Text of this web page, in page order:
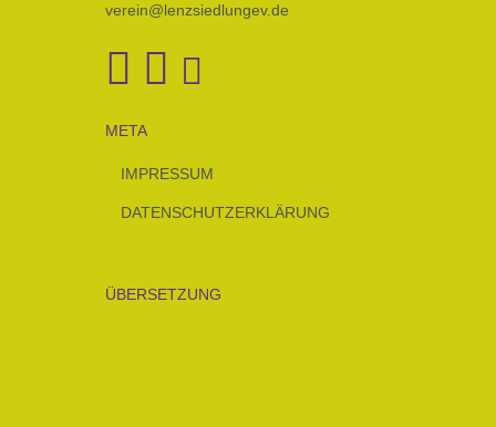
verein@lenzsiedlungev.de
META
IMPRESSUM
DATENSCHUTZERKLÄRUNG
ÜBERSETZUNG